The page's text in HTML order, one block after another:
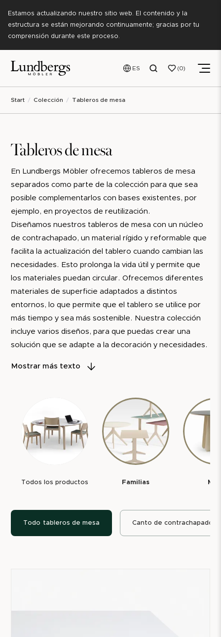
Estamos actualizando nuestro sitio web. El contenido y la
estructura se están mejorando continuamente; gracias por tu
comprensión durante este proceso.
ES 0
Start Colección Tableros de mesa
Tableros de mesa
En Lundbergs Möbler ofrecemos tableros de mesa
separados como parte de la colección para que sea
posible complementarlos con bases existentes, por
ejemplo, en proyectos de reutilización.
Diseñamos nuestros tableros de mesa con un núcleo
de contrachapado, un material rígido y reformable que
facilita la actualización del tablero cuando cambian las
necesidades. Esto prolonga la vida útil y permite que
los materiales puedan circular. Ofrecemos diferentes
materiales de superficie adaptados a distintos
entornos, lo que permite que el tablero se utilice por
más tiempo y sea más sostenible. Nuestra colección
incluye varios diseños, para que puedas crear una
solución que se adapte a la decoración y necesidades.
Mostrar más texto
Todos los productos Familias
Todo tableros de mesa Canto de contrachapado